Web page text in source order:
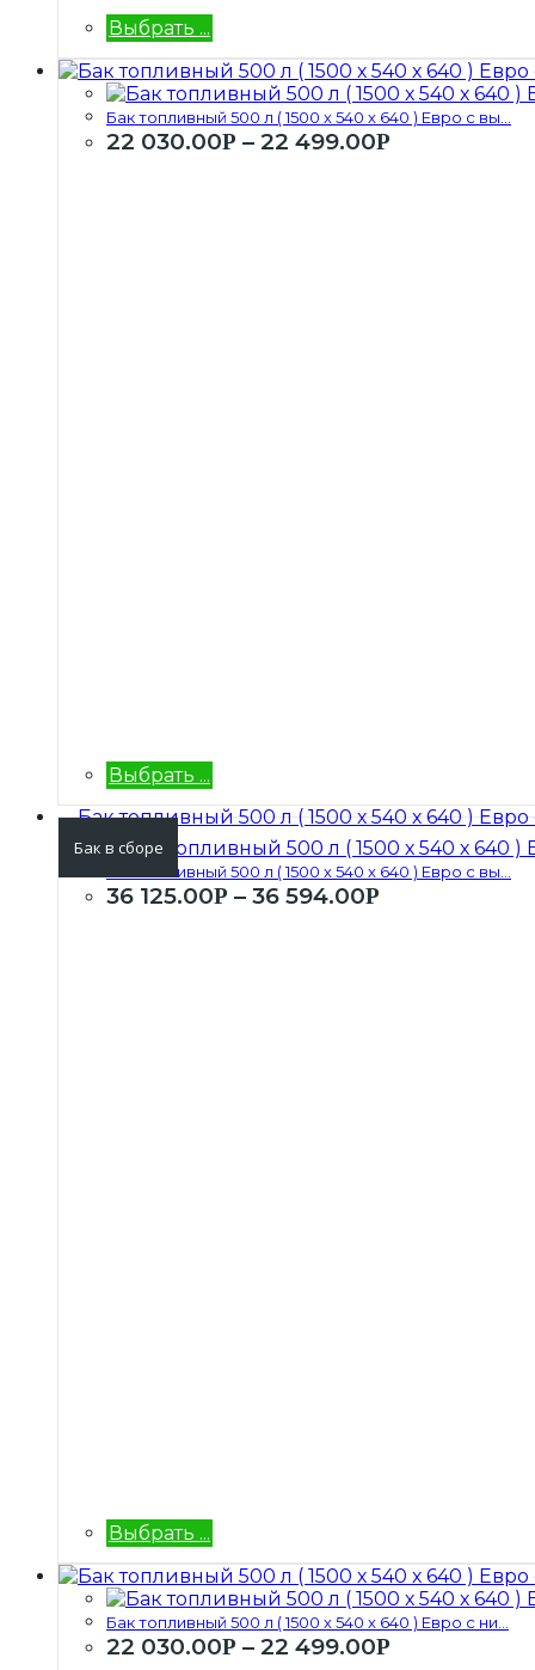
Выбрать ...
Бак топливный 500 л ( 1500 х 540 х 640 ) Евро с вы...
22 030.00Р – 22 499.00Р
Выбрать ...
Бак в сборе
Бак топливный 500 л ( 1500 х 540 х 640 ) Евро с вы...
36 125.00Р – 36 594.00Р
Выбрать ...
Бак топливный 500 л ( 1500 х 540 х 640 ) Евро с ни...
22 030.00Р – 22 499.00Р